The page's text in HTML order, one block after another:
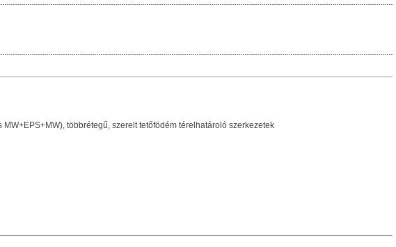
többrétegű, szerelt tetőfödém térelhatároló szerkezetek